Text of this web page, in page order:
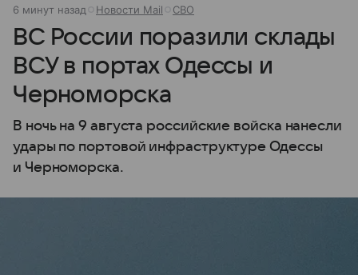
6 минут назад Новости Mail СВО
ВС России поразили склады
ВСУ в портах Одессы и
Черноморска
В ночь на 9 августа российские войска нанесли
удары по портовой инфраструктуре Одессы
и Черноморска.